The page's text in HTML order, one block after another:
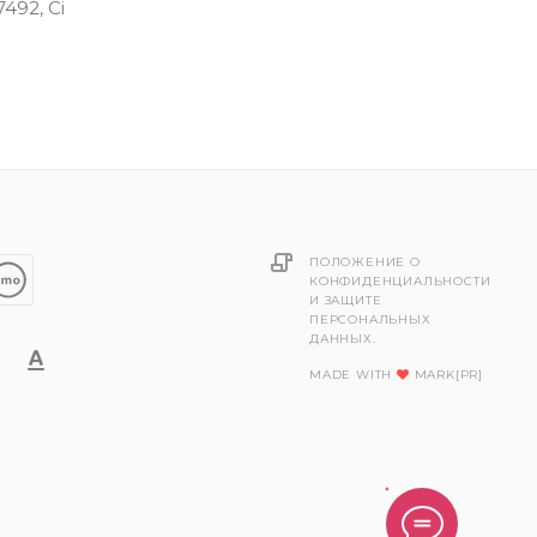
Ci
ПОЛОЖЕНИЕ О
КОНФИДЕНЦИАЛЬНОСТИ
И ЗАЩИТЕ
ПЕРСОНАЛЬНЫХ
ДАННЫХ.
MADE WITH MARK[PR]